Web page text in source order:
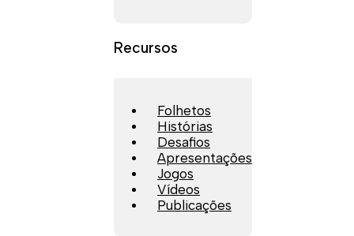
Recursos
Folhetos
Histórias
Desafios
Apresentações
Jogos
Vídeos
Publicações